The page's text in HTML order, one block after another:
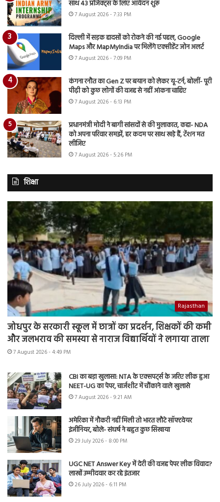
साथ 43 प्रोजेक्ट्स के लिए आवेदन शुरू
7 August 2026 - 7:33 PM
दिल्ली में सड़क हादसों को रोकने की नई पहल, Google
Maps और MapMyIndia पर मिलेंगे एक्सीडेंट जोन अलर्ट
7 August 2026 - 7:09 PM
कंगना रनौत का Gen Z पर बयान को लेकर यू-टर्न, बोलीं- पूरी
पीढ़ी को कुछ लोगों की वजह से नहीं आंकना चाहिए
7 August 2026 - 6:13 PM
प्रधानमंत्री मोदी ने बागी सांसदों से की मुलाकात, कहा- NDA
को अपना परिवार समझें, हर कदम पर साथ खड़े हैं, टेंशन मत
लीजिए
7 August 2026 - 5:26 PM
शिक्षा
Rajasthan
जोधपुर के सरकारी स्कूल में छात्रों का प्रदर्शन, शिक्षकों की कमी
और जलभराव की समस्या से नाराज विद्यार्थियों ने लगाया ताला
7 August 2026 - 4:49 PM
CBI का बड़ा खुलासा: NTA के एक्सपर्ट्स के जरिए लीक हुआ
NEET-UG का पेपर, चार्जशीट में चौंकाने वाले खुलासे
7 August 2026 - 9:21 AM
अमेरिका में नौकरी नहीं मिली तो भारत लौटे सॉफ्टवेयर
इंजीनियर, बोले- संघर्ष ने बहुत कुछ सिखाया
29 July 2026 - 8:00 PM
UGC NET Answer Key में देरी की वजह पेपर लीक विवाद?
लाखों उम्मीदवार कर रहे इंतजार
26 July 2026 - 6:11 PM